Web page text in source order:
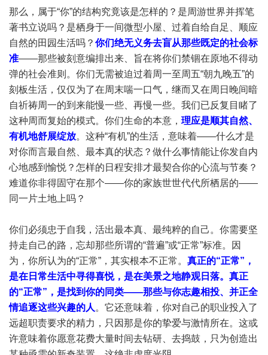
那么，属于“你”的结构究竟该是怎样的？是周游世界并挥笔
著书立说吗？是栖身于一间微型小屋、过着自给自足、顺应
自然的田园生活吗？ 你们绝无义务去盲从那些既定的社会标
准——那些被刻意编排出来、旨在将你们禁锢在原地不得动
弹的社会准则。你们无需被迫过着周一至周五“朝九晚五”的
刻板生活，仅仅为了在周末喘一口气，继而又在周日晚间暗
自祈祷周一的到来能慢一些、再慢一些。我们已反复目睹了
这种周而复始的模式。你们生命的本意， 理应是顺其自然、
有机地舒展绽放。这种“有机”的生活，意味着——什么才是
对你而言最自然、最本真的状态？做什么事情能让你发自内
心地感到愉悦？怎样的日程安排才最契合你的心流与节奏？
难道你非得固守在那个——你的家族世世代代所栖居的——
同一片土地上吗？
你们必须忠于自我，活出最本真、最纯粹的自己。你需要坚
持走自己的路，忘却那些所谓的“普遍”或“正常”标准。因
为，你所认为的“正常”，其实根本不正常。 真正的“正常”，
是在日常生活中寻得喜悦，是在美景之地静观日落。真正
的“正常”，是找到你的同类——那些与你志趣相投、并正全
情追逐这些兴趣的人 。它还意味着，你对自己的职业投入了
远超职责要求的精力，只因那是你​​的挚爱与激情所在。这或
许意味着你愿意花费大量时间去钻研、去捣鼓，只为创造出